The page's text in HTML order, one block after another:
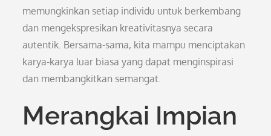
memungkinkan setiap individu untuk berkembang
dan mengekspresikan kreativitasnya secara
autentik. Bersama-sama, kita mampu menciptakan
karya-karya luar biasa yang dapat menginspirasi
dan membangkitkan semangat.
Merangkai Impian